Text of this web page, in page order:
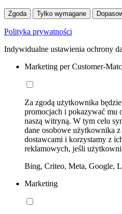
Zgoda Tylko wymagane
Polityka prywatności
Indywidualne ustawienia ochrony
Marketing per Customer-
Za zgodą użytkownika
promocjach i pokazywać mu
naszą witryną. W tym celu
dane osobowe użytkownika
dostawcami i korzystamy z
reklamowych, jeśli
Bing, Criteo, Meta, Google,
Marketing